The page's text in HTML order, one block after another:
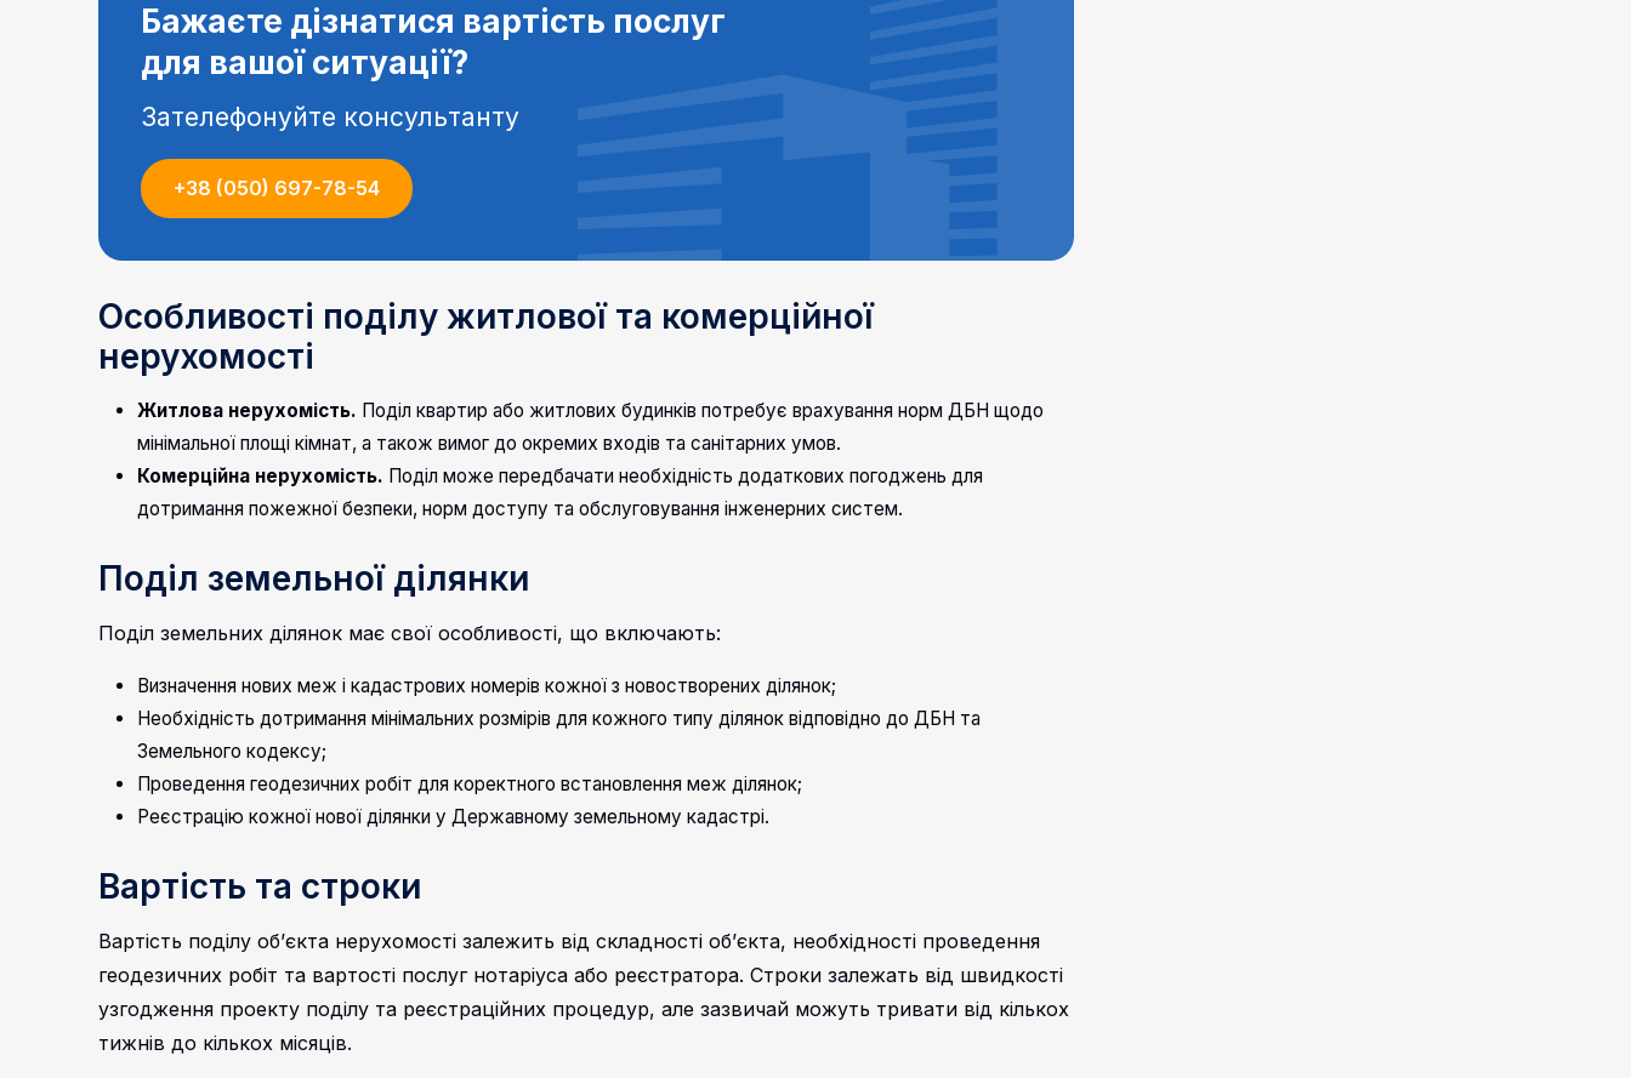
Бажаєте дізнатися вартість послуг
для вашої ситуації?
Зателефонуйте консультанту
+38 (050) 697-78-54
Особливості поділу житлової та комерційної
нерухомості
Житлова нерухомість. Поділ квартир або житлових будинків потребує врахування норм ДБН щодо
мінімальної площі кімнат, а також вимог до окремих входів та санітарних умов.
Комерційна нерухомість. Поділ може передбачати необхідність додаткових погоджень для
дотримання пожежної безпеки, норм доступу та обслуговування інженерних систем.
Поділ земельної ділянки
Поділ земельних ділянок має свої особливості, що включають:
Визначення нових меж і кадастрових номерів кожної з новостворених ділянок;
Необхідність дотримання мінімальних розмірів для кожного типу ділянок відповідно до ДБН та
Земельного кодексу;
Проведення геодезичних робіт для коректного встановлення меж ділянок;
Реєстрацію кожної нової ділянки у Державному земельному кадастрі.
Вартість та строки
Вартість поділу об’єкта нерухомості залежить від складності об’єкта, необхідності проведення
геодезичних робіт та вартості послуг нотаріуса або реєстратора. Строки залежать від швидкості
узгодження проекту поділу та реєстраційних процедур, але зазвичай можуть тривати від кількох
тижнів до кількох місяців.